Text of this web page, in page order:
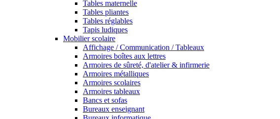
Tables maternelle
Tables pliantes
Tables réglables
Tapis ludiques
Mobilier scolaire
Affichage / Communication / Tableaux
Armoires boîtes aux lettres
Armoires de sûreté, d'atelier & infirmerie
Armoires métalliques
Armoires scolaires
Armoires tableaux
Bancs et sofas
Bureaux enseignant